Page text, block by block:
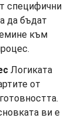
специфични
да бъдат
към
Логиката
от
ви е